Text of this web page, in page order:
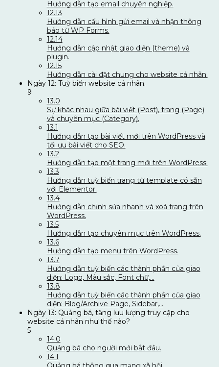
Hướng dẫn tạo email chuyên nghiệp.
12.13
Hướng dẫn cấu hình gửi email và nhận thông
báo từ WP Forms.
12.14
Hướng dẫn cập nhật giao diện (theme) và
plugin.
12.15
Hướng dẫn cài đặt chung cho website cá nhân.
Ngày 12: Tuỳ biến website cá nhân.
9
13.0
Sự khác nhau giữa bài viết (Post), trang (Page)
và chuyên mục (Category).
13.1
Hướng dẫn tạo bài viết mới trên WordPress và
tối ưu bài viết cho SEO.
13.2
Hướng dẫn tạo một trang mới trên WordPress.
13.3
Hướng dẫn tuỳ biến trang từ template có sẵn
với Elementor.
13.4
Hướng dẫn chỉnh sửa nhanh và xoá trang trên
WordPress.
13.5
Hướng dẫn tạo chuyên mục trên WordPress.
13.6
Hướng dẫn tạo menu trên WordPress.
13.7
Hướng dẫn tuỳ biến các thành phần của giao
diện: Logo, Màu sắc, Font chữ,…
13.8
Hướng dẫn tuỳ biến các thành phần của giao
diện: Blog/Archive Page, Sidebar,…
Ngày 13: Quảng bá, tăng lưu lượng truy cập cho
website cá nhân như thế nào?
5
14.0
Quảng bá cho người mới bắt đầu.
14.1